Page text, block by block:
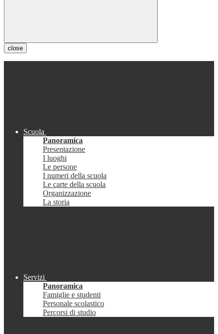
close
Scuola
Panoramica
Presentazione
I luoghi
Le persone
I numeri della scuola
Le carte della scuola
Organizzazione
La storia
Servizi
Panoramica
Famiglie e studenti
Personale scolastico
Percorsi di studio